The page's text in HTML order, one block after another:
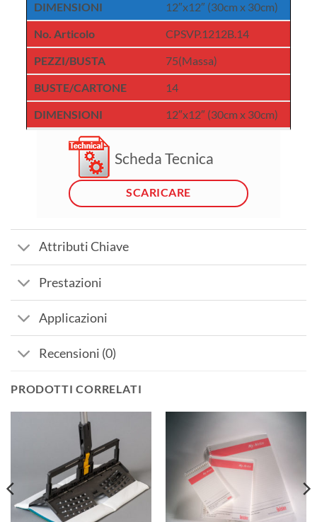
DIMENSIONI
12″x12″ (30cm x 30cm)
No. Articolo
CPSVP.1212B.14
PEZZI/BUSTA
75(Massa)
BUSTE/CARTONE
14
DIMENSIONI
12″x12″ (30cm x 30cm)
Scheda Tecnica
SCARICARE
Attributi Chiave
Prestazioni
Applicazioni
Recensioni (0)
PRODOTTI CORRELATI